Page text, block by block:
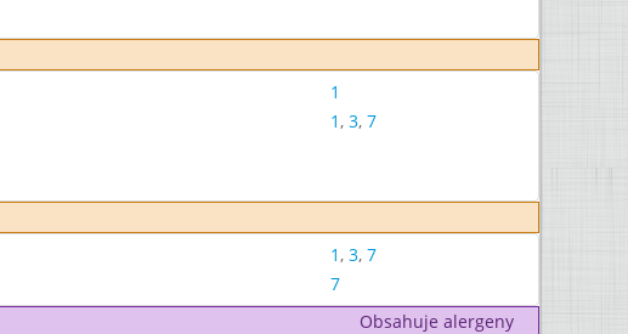
1
1, 3, 7
1, 3, 7
7
Obsahuje alergeny